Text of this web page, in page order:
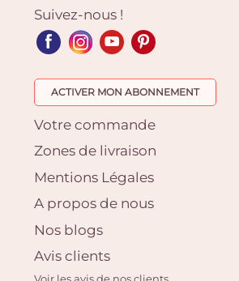
Suivez-nous !
ACTIVER MON ABONNEMENT
Votre commande
Zones de livraison
Mentions Légales
A propos de nous
Nos blogs
Avis clients